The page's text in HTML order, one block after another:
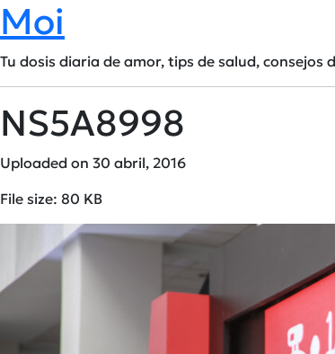
Moi
Tu dosis diaria de amor, tips de salud, consejos
NS5A8998
Uploaded on 30 abril, 2016
File size: 80 KB